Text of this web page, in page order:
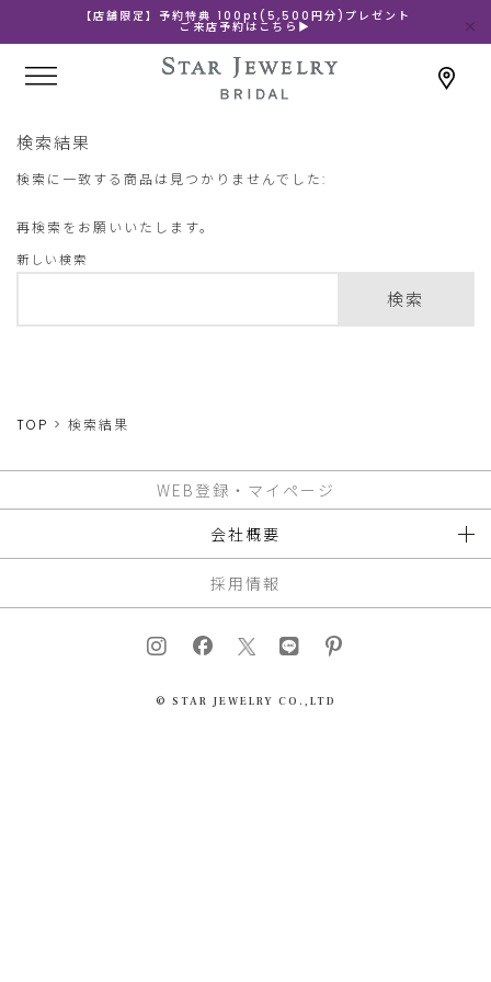
【店舗限定】予約特典 100pt(5,500円分)プレゼント
ご来店予約はこちら▶
検索結果
検索に一致する商品は見つかりませんでした:
再検索をお願いいたします。
新しい検索
検索
TOP 検索結果
WEB登録・マイページ
会社概要
採用情報
© STAR JEWELRY CO.,LTD